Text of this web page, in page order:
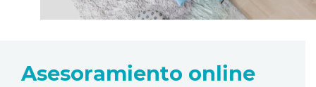
Asesoramiento online